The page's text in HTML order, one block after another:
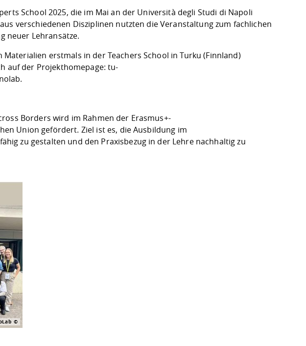
School 2025, die im Mai an der Università degli Studi di Napoli
verschiedenen Disziplinen nutzten die Veranstaltung zum fachlichen
neuer Lehransätze.
erstmals in der Teachers School in Turku (Finnland)
auf der Projekthomepage:tu-
.
Borders wird im Rahmen der Erasmus+-
Union gefördert. Ziel ist es, die Ausbildung im
zu gestalten und den Praxisbezug in der Lehre nachhaltig zu